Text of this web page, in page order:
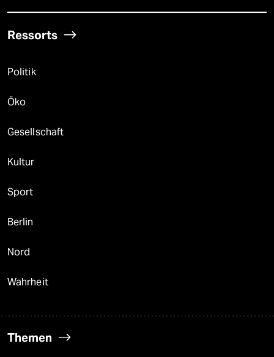
Ressorts
Politik
Öko
Gesellschaft
Kultur
Sport
Berlin
Nord
Wahrheit
Themen